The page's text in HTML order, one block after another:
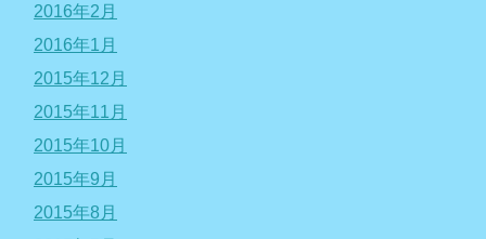
2016年2月
2016年1月
2015年12月
2015年11月
2015年10月
2015年9月
2015年8月